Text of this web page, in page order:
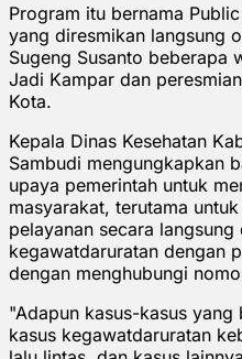
Program itu bernama
yang diresmikan langsung
Sugeng Susanto beberapa
Jadi Kampar dan
Kota.
Kepala Dinas Kesehatan
Sambudi mengungkapkan
upaya pemerintah untuk
masyarakat, terutama
pelayanan secara
kegawatdaruratan dengan
dengan menghubungi
"Adapun kasus-kasus
kasus kegawatdaruratan